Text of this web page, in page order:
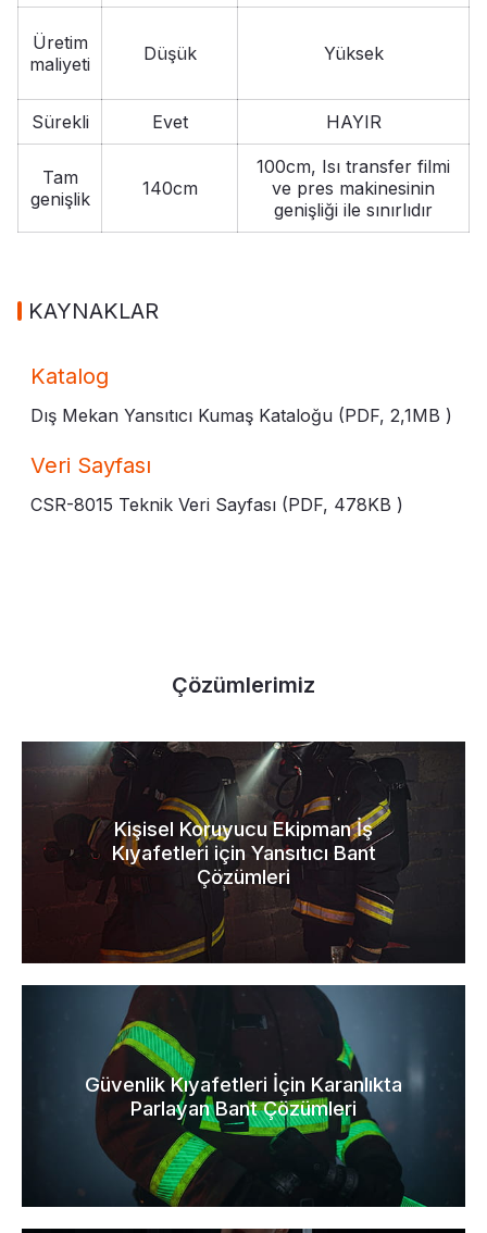
Üretim
maliyeti
Düşük Yüksek
Sürekli Evet HAYIR
Tam
genişlik
140cm
100cm, Isı transfer filmi
ve pres makinesinin
genişliği ile sınırlıdır
KAYNAKLAR
Katalog
Dış Mekan Yansıtıcı Kumaş Kataloğu (PDF, 2,1MB )
Veri Sayfası
CSR-8015 Teknik Veri Sayfası (PDF, 478KB )
Çözümlerimiz
Kişisel Koruyucu Ekipman İş
Kıyafetleri için Yansıtıcı Bant
Çözümleri
Güvenlik Kıyafetleri İçin Karanlıkta
Parlayan Bant Çözümleri